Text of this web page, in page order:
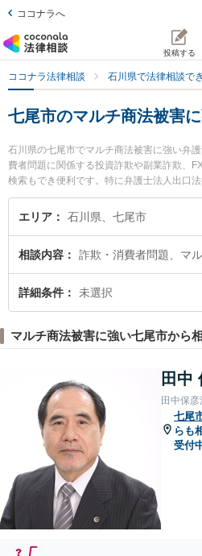
ココナラへ
投稿する
ココナラ法律相談 石川県で法律相談で
七尾市のマルチ商法被害
石川県の七尾市でマルチ商法被害に強い弁
費者問題に関係する投資詐欺や副業詐欺、
検索もでき便利です。特に弁護士法人出口
弁護士や堀江重尊法律事務所の堀江 重尊弁
用、強みなどが注目されています。『七尾
被害を法律相談できる七尾市内の弁護士に
談者さんにおすすめです。
エリア 石川県、七尾市
相談内容 詐欺・消費者問題、マ
詳細条件 未選択
マルチ商法被害に強い七尾市から
田中
田中保
七尾
らも
受付